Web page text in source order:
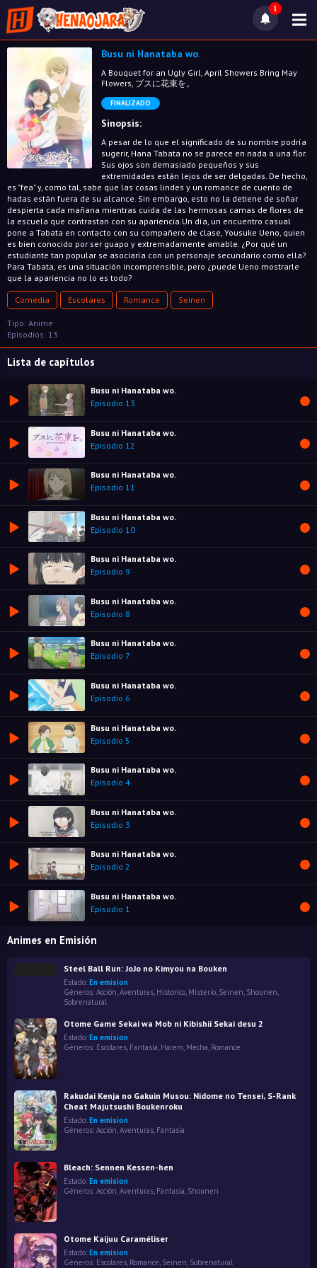
1
Busu ni Hanataba wo.
A Bouquet for an Ugly Girl, April Showers Bring May
Flowers, ブスに花束を。
FINALIZADO
Sinopsis:
A pesar de lo que el significado de su nombre podría
sugerir, Hana Tabata no se parece en nada a una flor.
Sus ojos son demasiado pequeños y sus
extremidades están lejos de ser delgadas. De hecho,
es "fea" y, como tal, sabe que las cosas lindes y un romance de cuento de
hadas están fuera de su alcance. Sin embargo, esto no la detiene de soñar
despierta cada mañana mientras cuida de las hermosas camas de flores de
la escuela que contrastan con su apariencia.Un día, un encuentro casual
pone a Tabata en contacto con su compañero de clase, Yousuke Ueno, quien
es bien conocido por ser guapo y extremadamente amable. ¿Por qué un
estudiante tan popular se asociaría con un personaje secundario como ella?
Para Tabata, es una situación incomprensible, pero ¿puede Ueno mostrarle
que la apariencia no lo es todo?
Comedia Escolares Romance Seinen
Tipo: Anime
Episodios: 13
Lista de capítulos
Busu ni Hanataba wo.
Episodio 13
Busu ni Hanataba wo.
Episodio 12
Busu ni Hanataba wo.
Episodio 11
Busu ni Hanataba wo.
Episodio 10
Busu ni Hanataba wo.
Episodio 9
Busu ni Hanataba wo.
Episodio 8
Busu ni Hanataba wo.
Episodio 7
Busu ni Hanataba wo.
Episodio 6
Busu ni Hanataba wo.
Episodio 5
Busu ni Hanataba wo.
Episodio 4
Busu ni Hanataba wo.
Episodio 3
Busu ni Hanataba wo.
Episodio 2
Busu ni Hanataba wo.
Episodio 1
Animes en Emisión
Steel Ball Run: JoJo no Kimyou na Bouken
Estado: En emision
Géneros: Acción,Aventuras, Historico, Misterio, Seinen, Shounen
Sobrenatural
Otome Game Sekai wa Mob ni Kibishii Sekai desu 2
Estado: En emision
Géneros: Escolares, Fantasía, Harem, Mecha, Romance
Rakudai Kenja no Gakuin Musou: Nidome no Tensei, S-Rank
Cheat Majutsushi Boukenroku
Estado: En emision
Géneros: Acción Aventuras Fantasía
Bleach: Sennen Kessen-hen
Estado: En emision
Géneros: Acción,Aventuras, Fantasía, Shounen
Otome Kaijuu Caraméliser
Estado: En emision
Géneros: Escolares, Romance, Seinen, Sobrenatural